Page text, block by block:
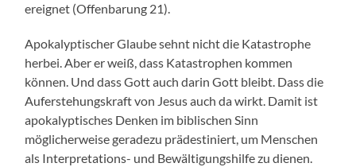
ereignet (Offenbarung 21).
Apokalyptischer Glaube sehnt nicht die Katastrophe
herbei. Aber er weiß, dass Katastrophen kommen
können. Und dass Gott auch darin Gott bleibt. Dass die
Auferstehungskraft von Jesus auch da wirkt. Damit ist
apokalyptisches Denken im biblischen Sinn
möglicherweise geradezu prädestiniert, um Menschen
als Interpretations- und Bewältigungshilfe zu dienen.